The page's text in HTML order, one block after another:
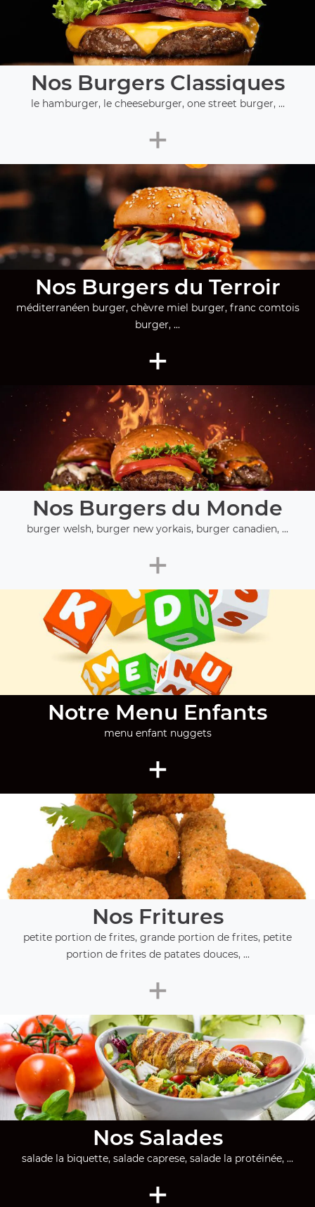
Nos Burgers Classiques
le hamburger, le cheeseburger, one street burger, ...
+
Nos Burgers du Terroir
méditerranéen burger, chèvre miel burger, franc comtois
burger, ...
+
Nos Burgers du Monde
burger welsh, burger new yorkais, burger canadien, ...
+
Notre Menu Enfants
menu enfant nuggets
+
Nos Fritures
petite portion de frites, grande portion de frites, petite
portion de frites de patates douces, ...
+
Nos Salades
salade la biquette, salade caprese, salade la protéinée, ...
+